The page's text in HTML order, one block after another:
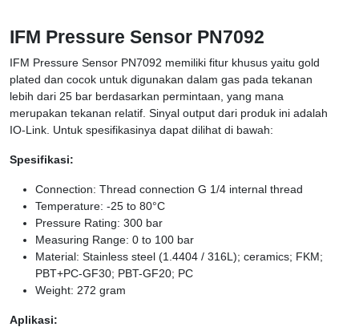
IFM Pressure Sensor PN7092
IFM Pressure Sensor PN7092 memiliki fitur khusus yaitu gold
plated dan cocok untuk digunakan dalam gas pada tekanan
lebih dari 25 bar berdasarkan permintaan, yang mana
merupakan tekanan relatif. Sinyal output dari produk ini adalah
IO-Link. Untuk spesifikasinya dapat dilihat di bawah:
Spesifikasi:
Connection: Thread connection G 1/4 internal thread
Temperature: -25 to 80°C
Pressure Rating: 300 bar
Measuring Range: 0 to 100 bar
Material: Stainless steel (1.4404 / 316L); ceramics; FKM;
PBT+PC-GF30; PBT-GF20; PC
Weight: 272 gram
Aplikasi: